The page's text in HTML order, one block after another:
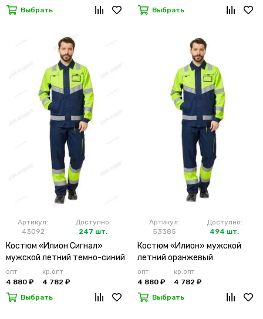
Выбрать
Выбрать
Артикул:
43092
Доступно:
247 шт.
Костюм «Илион Сигнал»
мужской летний темно-синий
опт
4 880 ₽
кр.опт
4 782 ₽
Выбрать
Артикул:
53385
Доступно:
494 шт.
Костюм «Илион» мужской
летний оранжевый
опт
4 880 ₽
кр.опт
4 782 ₽
Выбрать